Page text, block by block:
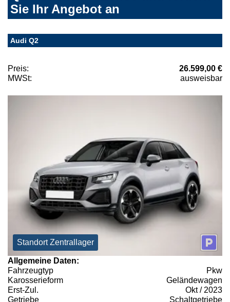
Sie Ihr Angebot an
Audi Q2
Preis:
26.599,00 €
MWSt:
ausweisbar
Standort Zentrallager
Allgemeine Daten:
Fahrzeugtyp
Pkw
Karosserieform
Geländewagen
Erst-Zul.
Okt / 2023
Getriebe
Schaltgetriebe